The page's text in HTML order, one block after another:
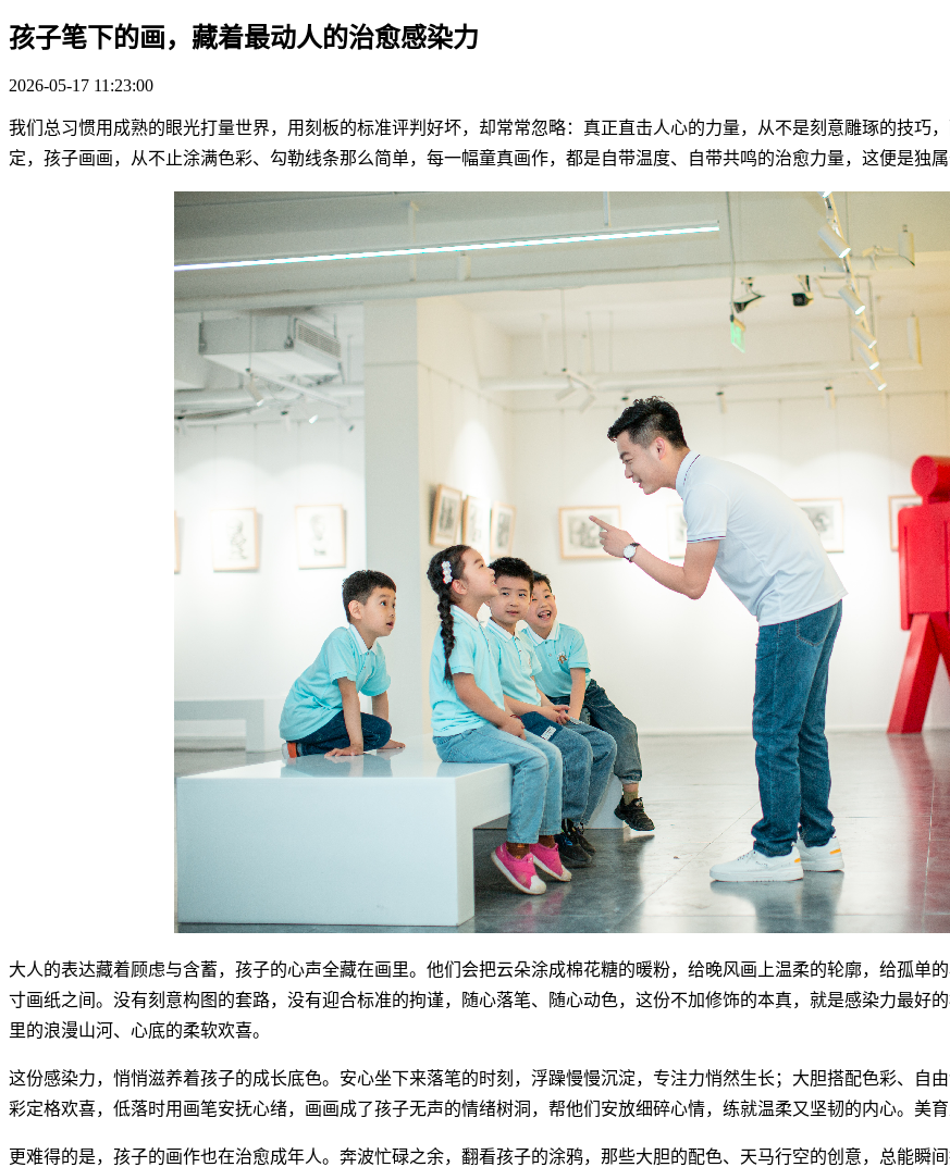
孩子笔下的画，藏着最动人的治愈感染力
2026-05-17 11:23:00
我们总习惯用成熟的眼光打量世界，用刻板的标准评判好坏，却常常忽略：真正直击人心的力量，从不是刻意雕琢的技巧
定，孩子画画，从不止涂满色彩、勾勒线条那么简单，每一幅童真画作，都是自带温度、自带共鸣的治愈力量，这便是独属
大人的表达藏着顾虑与含蓄，孩子的心声全藏在画里。他们会把云朵涂成棉花糖的暖粉，给晚风画上温柔的轮廓，给孤单
寸画纸之间。没有刻意构图的套路，没有迎合标准的拘谨，随心落笔、随心动色，这份不加修饰的本真，就是感染力最好
里的浪漫山河、心底的柔软欢喜。
这份感染力，悄悄滋养着孩子的成长底色。安心坐下来落笔的时刻，浮躁慢慢沉淀，专注力悄然生长；大胆搭配色彩、自
彩定格欢喜，低落时用画笔安抚心绪，画画成了孩子无声的情绪树洞，帮他们安放细碎心情，练就温柔又坚韧的内心。美
更难得的是，孩子的画作也在治愈成年人。奔波忙碌之余，翻看孩子的涂鸦，那些大胆的配色、天马行空的创意，总能瞬